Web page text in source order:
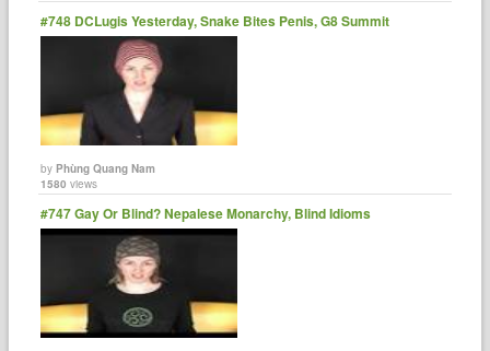
#748 DCLugis Yesterday, Snake Bites Penis, G8 Summit
byPhùng Quang Nam
1580 views
#747 Gay Or Blind? Nepalese Monarchy, Blind Idioms